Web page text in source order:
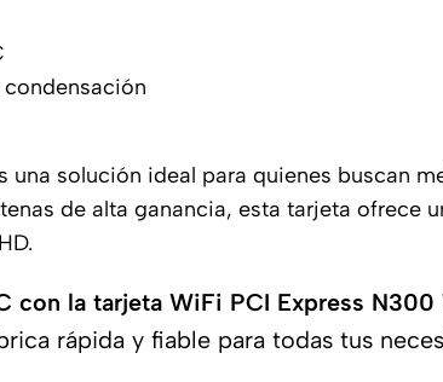
condensación
una solución ideal para quienes
de alta ganancia, esta tarjeta
con la tarjeta WiFi PCI Express
rápida y fiable para todas tus